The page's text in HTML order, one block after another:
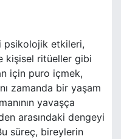
psikolojik etkileri,
kişisel ritüeller gibi
için puro içmek,
zamanda bir yaşam
yavaşça
arasındaki dengeyi
süreç, bireylerin